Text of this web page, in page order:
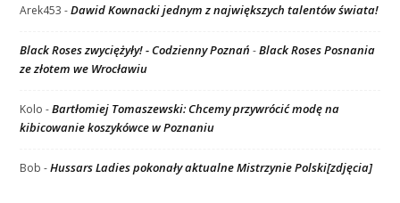
Arek453 -Dawid Kownacki jednym z największych talentów świata!
Black Roses zwyciężyły! - Codzienny Poznań -Black Roses Posnania
ze złotem we Wrocławiu
Kolo -Bartłomiej Tomaszewski: Chcemy przywrócić modę na
kibicowanie koszykówce w Poznaniu
Bob -Hussars Ladies pokonały aktualne Mistrzynie Polski[zdjęcia]